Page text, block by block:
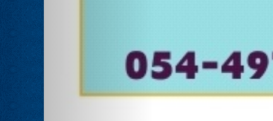
28.02.24
עמיחי בן שלוש מקורבו של השר ניר ברקת ניצח
את הבחירות בעכו ויכהן כראש העיר.